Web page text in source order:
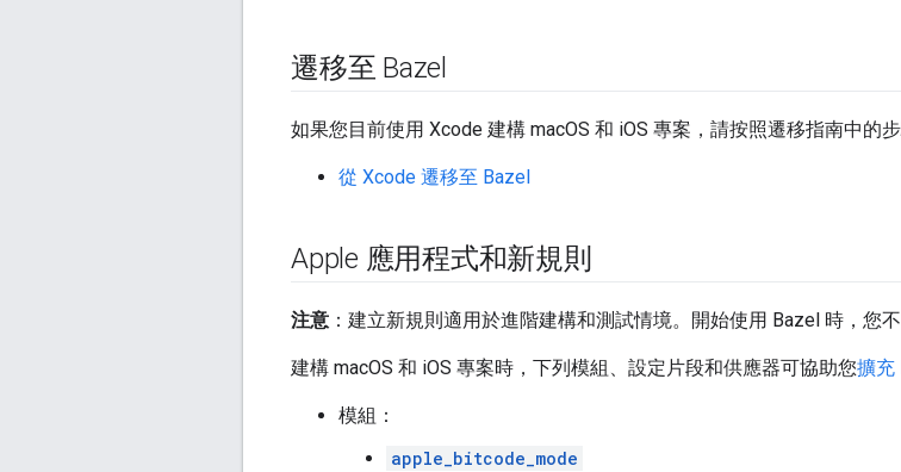
遷移至 Bazel
如果您目前使用 Xcode 建構 macOS 和 iOS 專案，請按照遷移指南中的
從 Xcode 遷移至 Bazel
Apple 應用程式和新規則
注意 ：建立新規則適用於進階建構和測試情境。開始使用 Bazel 時，您不
建構 macOS 和 iOS 專案時，下列模組、設定片段和供應器可協助您擴充
模組：
apple_bitcode_mode